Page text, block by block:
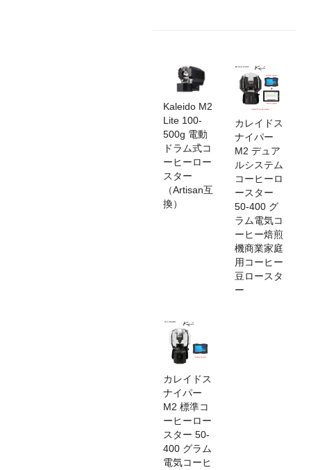
Kaleido M2
Lite 100-
500g 電動
ドラム式コ
ーヒーロー
スター
（Artisan互
換）
カレイドス
ナイパー
M2 デュア
ルシステム
コーヒーロ
ースター
50-400 グ
ラム電気コ
ーヒー焙煎
機商業家庭
用コーヒー
豆ロースタ
ー
カレイドス
ナイパー
M2 標準コ
ーヒーロー
スター 50-
400 グラム
電気コーヒ